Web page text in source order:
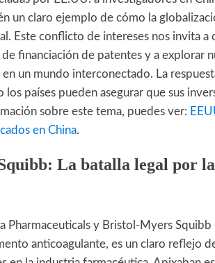
un claro ejemplo de cómo la
Este conflicto de intereses nos invita a
financiación de patentes y a explorar
un mundo interconectado. La
países pueden asegurar que sus
sobre este tema, puedes ver:
en China.
La batalla legal por
Pharmaceuticals y Bristol-Myers Squibb
anticoagulante, es un claro reflejo